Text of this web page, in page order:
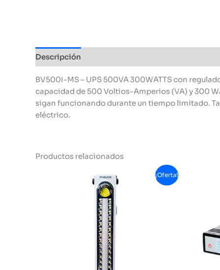
Descripción
BV500I-MS – UPS 500VA 300WATTS con
capacidad de 500 Voltios-Amperios (VA) y 300
sigan funcionando durante un tiempo limitado.
eléctrico.
Productos relacionados
¡Oferta!